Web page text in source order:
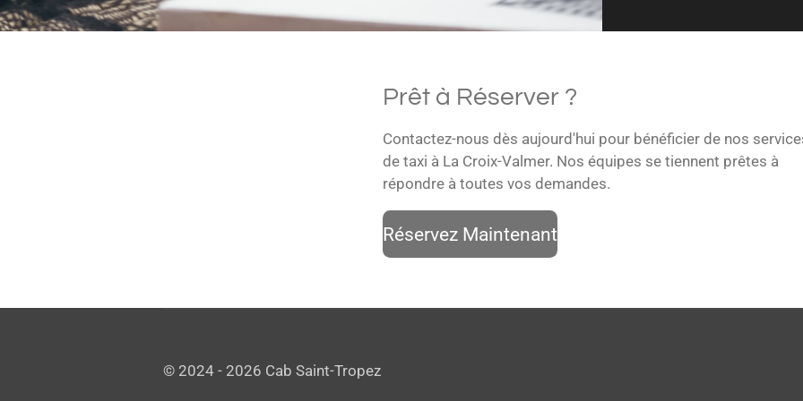
Prêt à Réserver ?
Contactez-nous dès aujourd'hui pour bénéficier de nos
de taxi à La Croix-Valmer. Nos équipes se tiennent prêtes à
répondre à toutes vos demandes.
Réservez Maintenant
© 2024 - 2026 Cab Saint-Tropez